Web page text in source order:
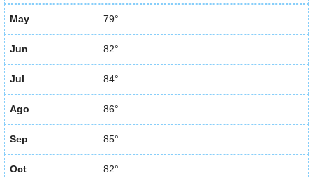
May 79°
Jun 82°
Jul 84°
Ago 86°
Sep 85°
Oct 82°